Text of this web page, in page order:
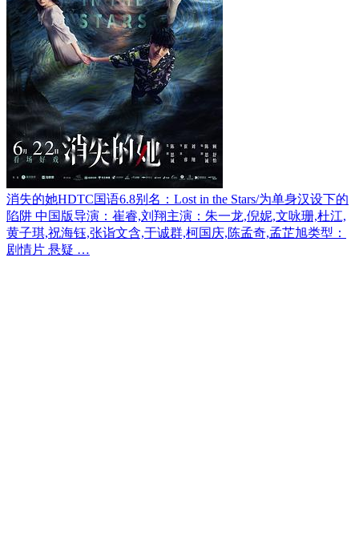
消失的她HDTC国语6.8别名：Lost in the Stars/为单身汉设下的
陷阱 中国版导演：崔睿,刘翔主演：朱一龙,倪妮,文咏珊,杜江,
黄子琪,祝海钰,张诣文含,于诚群,柯国庆,陈孟奇,孟芷旭类型：
剧情片 悬疑 …